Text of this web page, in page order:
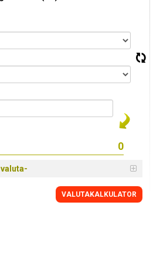
VALUTAKALKULATOR